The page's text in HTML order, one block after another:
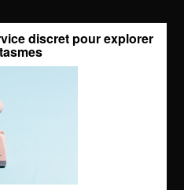
discret pour explorer